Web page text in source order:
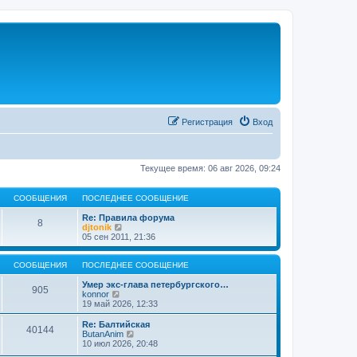
Вход
Регистрация
Текущее время: 06 авг 2026, 09:24
СООБЩЕНИЯ ПОСЛЕДНЕЕ СООБЩЕНИЕ
8
Re: Правила форума
djtonik
е
р
е
й
т
и
п
о
с
л
е
05 сен 2011, 21:36
СООБЩЕНИЯ ПОСЛЕДНЕЕ СООБЩЕНИЕ
905
Умер экс-глава петербургского…
konnor
е
р
е
й
т
19 май 2026, 12:33
40144
Re: Балтийская
ButanAnim
е
10 июл 2026, 20:48